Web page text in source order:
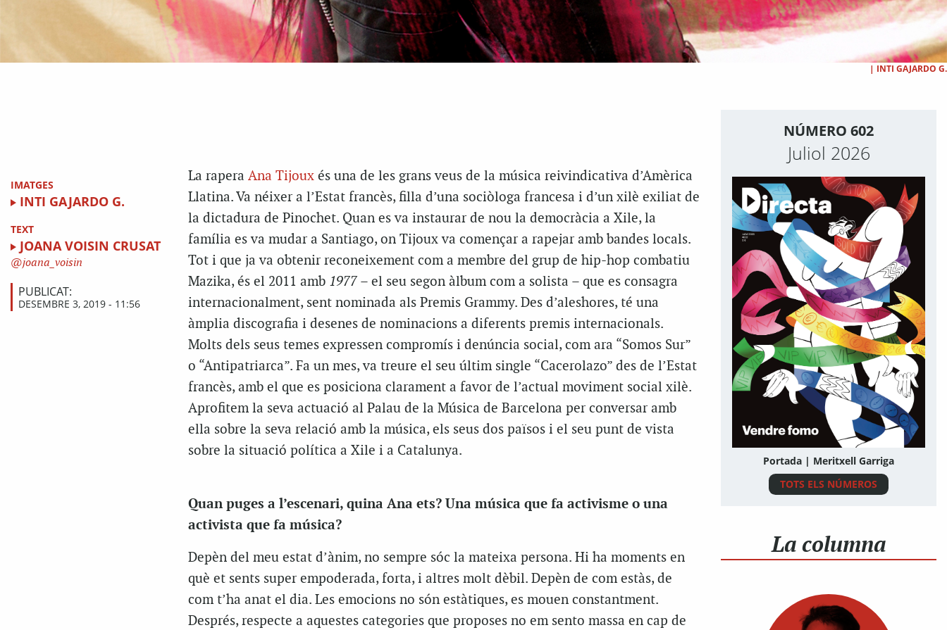
| INTI GAJARDO G.
IMATGES
INTI GAJARDO G.
TEXT
JOANA VOISIN CRUSAT
joana_voisin
PUBLICAT:
DESEMBRE 3, 2019 - 11:56
La rapera Ana Tijoux és una de les grans veus de la música reivindicativa d’Amèrica
Llatina. Va néixer a l’Estat francès, filla d’una sociòloga francesa i d’un xilè exiliat de
la dictadura de Pinochet. Quan es va instaurar de nou la democràcia a Xile, la
família es va mudar a Santiago, on Tijoux va començar a rapejar amb bandes locals.
Tot i que ja va obtenir reconeixement com a membre del grup de hip-hop combatiu
Mazika, és el 2011 amb 1977 – el seu segon àlbum com a solista – que es consagra
internacionalment, sent nominada als Premis Grammy. Des d’aleshores, té una
àmplia discografia i desenes de nominacions a diferents premis internacionals.
Molts dels seus temes expressen compromís i denúncia social, com ara “Somos Sur”
o “Antipatriarca”. Fa un mes, va treure el seu últim single “Cacerolazo” des de l’Estat
francès, amb el que es posiciona clarament a favor de l’actual moviment social xilè.
Aprofitem la seva actuació al Palau de la Música de Barcelona per conversar amb
ella sobre la seva relació amb la música, els seus dos països i el seu punt de vista
sobre la situació política a Xile i a Catalunya.
Quan puges a l’escenari, quina Ana ets? Una música que fa activisme o una
activista que fa música?
Depèn del meu estat d’ànim, no sempre sóc la mateixa persona. Hi ha moments en
què et sents super empoderada, forta, i altres molt dèbil. Depèn de com estàs, de
com t’ha anat el dia. Les emocions no són estàtiques, es mouen constantment.
Després, respecte a aquestes categories que proposes no em sento massa en cap de
NÚMERO 602
Juliol 2026
Portada | Meritxell Garriga
TOTS ELS NÚMEROS
La columna